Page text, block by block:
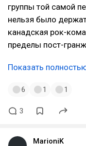
группы той самой
нельзя было
канадская рок-
пределы пост-
Показать
6 1 1
3
MarioniK